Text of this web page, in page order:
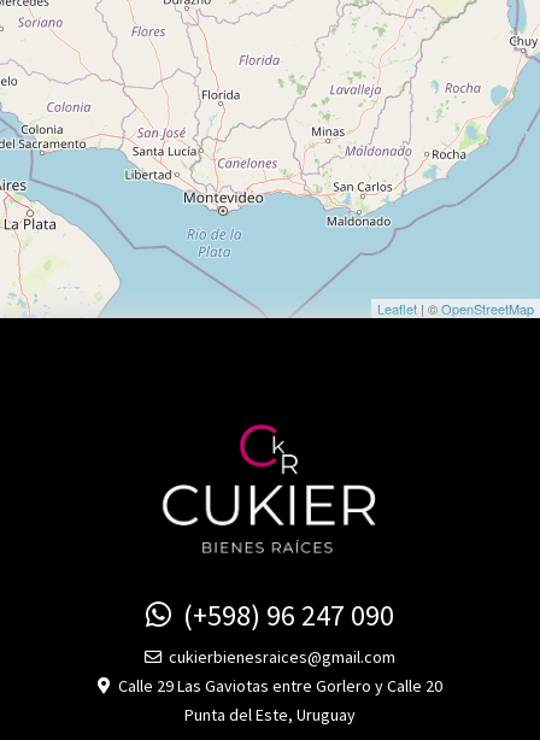
Leaflet | ©OpenStreetMap
(+598) 96 247 090
cukierbienesraices@gmail.com
Calle 29 Las Gaviotas entre Gorlero y Calle 20
Punta del Este, Uruguay